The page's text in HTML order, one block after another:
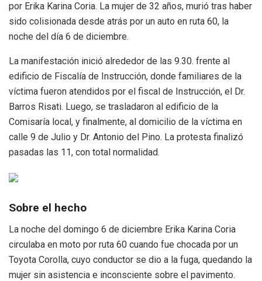
por Erika Karina Coria. La mujer de 32 años, murió tras haber
sido colisionada desde atrás por un auto en ruta 60, la
noche del día 6 de diciembre.
La manifestación inició alrededor de las 9.30. frente al
edificio de Fiscalía de Instrucción, donde familiares de la
víctima fueron atendidos por el fiscal de Instrucción, el Dr.
Barros Risati. Luego, se trasladaron al edificio de la
Comisaría local, y finalmente, al domicilio de la víctima en
calle 9 de Julio y Dr. Antonio del Pino. La protesta finalizó
pasadas las 11, con total normalidad.
Sobre el hecho
La noche del domingo 6 de diciembre Erika Karina Coria
circulaba en moto por ruta 60 cuando fue chocada por un
Toyota Corolla, cuyo conductor se dio a la fuga, quedando la
mujer sin asistencia e inconsciente sobre el pavimento.